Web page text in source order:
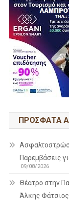
ΠΡΌΣΦΑΤΑ
Παρεμβάσεις
09/08/2026
Θέατρο στην
Άλκης Φάτσιος